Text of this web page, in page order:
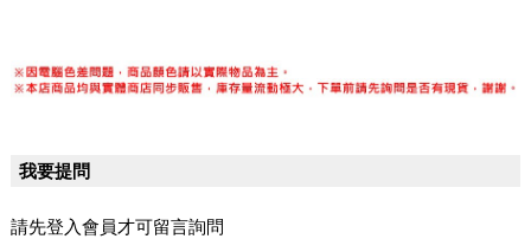
我要提問
請先登入會員才可留言詢問